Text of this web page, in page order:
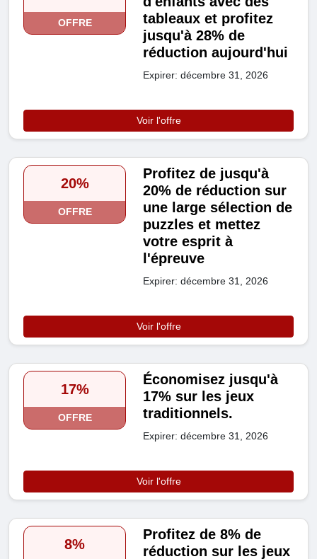
OFFRE
tableaux et profitez
jusqu'à 28% de
réduction aujourd'hui
Expirer: décembre 31, 2026
Voir l'offre
20%
OFFRE
Profitez de jusqu'à
20% de réduction sur
une large sélection de
puzzles et mettez
votre esprit à
l'épreuve
Expirer: décembre 31, 2026
Voir l'offre
17%
OFFRE
Économisez jusqu'à
17% sur les jeux
traditionnels.
Expirer: décembre 31, 2026
Voir l'offre
8%
Profitez de 8% de
réduction sur les jeux